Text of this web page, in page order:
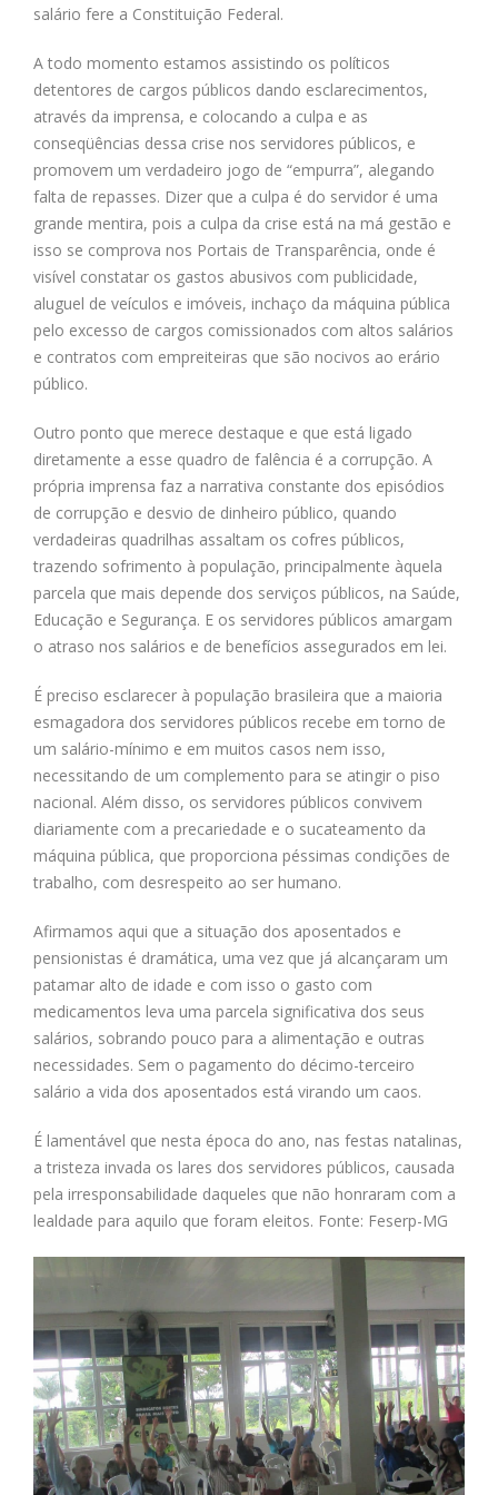
salário fere a Constituição Federal.
A todo momento estamos assistindo os políticos
detentores de cargos públicos dando esclarecimentos,
através da imprensa, e colocando a culpa e as
conseqüências dessa crise nos servidores públicos, e
promovem um verdadeiro jogo de “empurra”, alegando
falta de repasses. Dizer que a culpa é do servidor é uma
grande mentira, pois a culpa da crise está na má gestão e
isso se comprova nos Portais de Transparência, onde é
visível constatar os gastos abusivos com publicidade,
aluguel de veículos e imóveis, inchaço da máquina pública
pelo excesso de cargos comissionados com altos salários
e contratos com empreiteiras que são nocivos ao erário
público.
Outro ponto que merece destaque e que está ligado
diretamente a esse quadro de falência é a corrupção. A
própria imprensa faz a narrativa constante dos episódios
de corrupção e desvio de dinheiro público, quando
verdadeiras quadrilhas assaltam os cofres públicos,
trazendo sofrimento à população, principalmente àquela
parcela que mais depende dos serviços públicos, na Saúde,
Educação e Segurança. E os servidores públicos amargam
o atraso nos salários e de benefícios assegurados em lei.
É preciso esclarecer à população brasileira que a maioria
esmagadora dos servidores públicos recebe em torno de
um salário-mínimo e em muitos casos nem isso,
necessitando de um complemento para se atingir o piso
nacional. Além disso, os servidores públicos convivem
diariamente com a precariedade e o sucateamento da
máquina pública, que proporciona péssimas condições de
trabalho, com desrespeito ao ser humano.
Afirmamos aqui que a situação dos aposentados e
pensionistas é dramática, uma vez que já alcançaram um
patamar alto de idade e com isso o gasto com
medicamentos leva uma parcela significativa dos seus
salários, sobrando pouco para a alimentação e outras
necessidades. Sem o pagamento do décimo-terceiro
salário a vida dos aposentados está virando um caos.
É lamentável que nesta época do ano, nas festas natalinas,
a tristeza invada os lares dos servidores públicos, causada
pela irresponsabilidade daqueles que não honraram com a
lealdade para aquilo que foram eleitos. Fonte: Feserp-MG